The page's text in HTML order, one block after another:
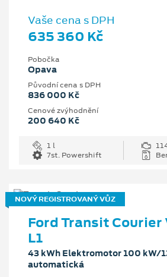
Vaše cena s DPH
635 360 Kč
Pobočka
Opava
Původní cena s DPH
836 000 Kč
Cenové zvýhodnění
200 640 Kč
1 l
7st. Powershift
NOVÝ REGISTROVANÝ VŮZ
Ford Transit Courier
L1
43 kWh Elektromotor 100 kW/
automatická